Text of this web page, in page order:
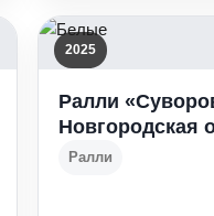
2025
Ралли
Новгородская
Ралли